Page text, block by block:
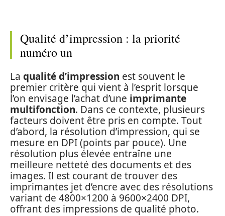
Qualité d’impression : la priorité
numéro un
La qualité d’impression est souvent le
premier critère qui vient à l’esprit lorsque
l’on envisage l’achat d’une imprimante
multifonction. Dans ce contexte, plusieurs
facteurs doivent être pris en compte. Tout
d’abord, la résolution d’impression, qui se
mesure en DPI (points par pouce). Une
résolution plus élevée entraîne une
meilleure netteté des documents et des
images. Il est courant de trouver des
imprimantes jet d’encre avec des résolutions
variant de 4800×1200 à 9600×2400 DPI,
offrant des impressions de qualité photo.